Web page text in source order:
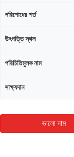
পরিশোধের শর্ত
উৎপত্তি স্থল
পরিচিতিমুলক নাম
সাক্ষ্যদান
ভালো দাম